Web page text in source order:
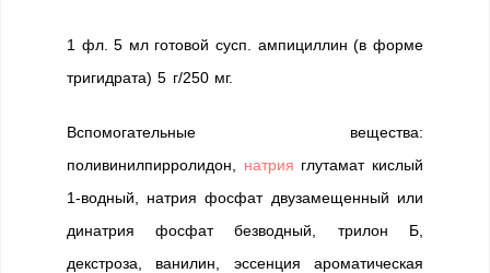
1 фл. 5 мл готовой сусп. ампициллин (в форме
тригидрата) 5 г/250 мг.
Вспомогательные вещества:
поливинилпирролидон, натрия глутамат кислый
1-водный, натрия фосфат двузамещенный или
динатрия фосфат безводный, трилон Б,
декстроза, ванилин, эссенция ароматическая